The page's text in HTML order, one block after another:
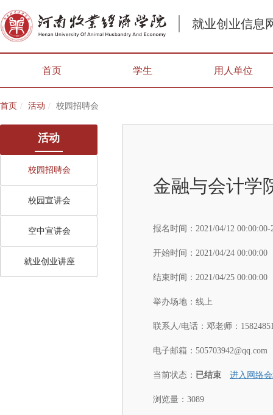
就业创业信息
首页 学生 用人单位
首页 活动 校园招聘会
活动
校园招聘会
校园宣讲会
空中宣讲会
就业创业讲座
金融与会计学
报名时间： 2021/04/12
开始时间： 2021/04/24 00:00:00
结束时间： 2021/04/25 00:00:00
举办场地： 线上
联系人/电话： 邓老师：
电子邮箱： 505703942@qq.com
当前状态： 已结束 进入网络
浏览量：3089